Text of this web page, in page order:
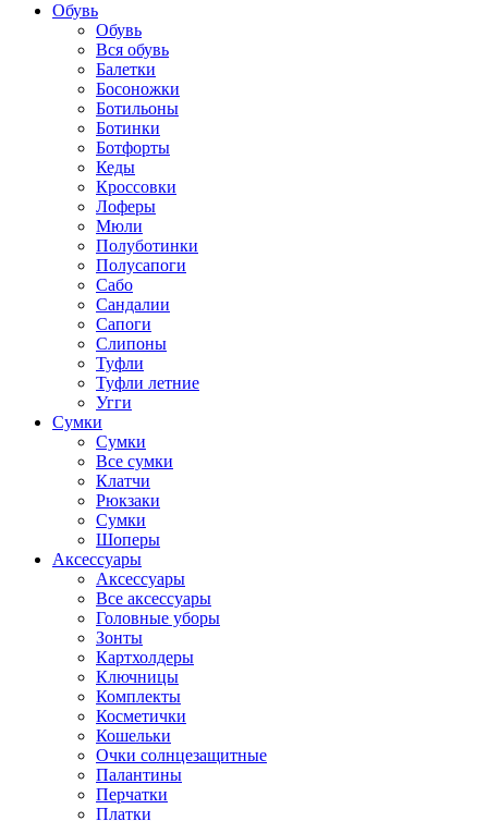
Обувь
Обувь
Вся обувь
Балетки
Босоножки
Ботильоны
Ботинки
Ботфорты
Кеды
Кроссовки
Лоферы
Мюли
Полуботинки
Полусапоги
Сабо
Сандалии
Сапоги
Слипоны
Туфли
Туфли летние
Угги
Сумки
Сумки
Все сумки
Клатчи
Рюкзаки
Сумки
Шоперы
Аксессуары
Аксессуары
Все аксессуары
Головные уборы
Зонты
Картхолдеры
Ключницы
Комплекты
Косметички
Кошельки
Очки солнцезащитные
Палантины
Перчатки
Платки